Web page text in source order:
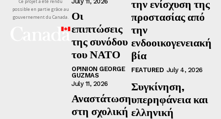
Ce projet a été rendu
possible en partie grâce au
gouvernement du Canada. Οι
επιπτώσεις
της συνόδου
του ΝΑΤΟ
OPINION GEORGE
GUZMAS
July 11, 2026
Αναστάτωση
στη σχολική
την ενίσχυση της
προστασίας από
την
ενδοοικογενειακή
βία
FEATURED July 4, 2026
Συγκίνηση,
υπερηφάνεια και
ελληνική